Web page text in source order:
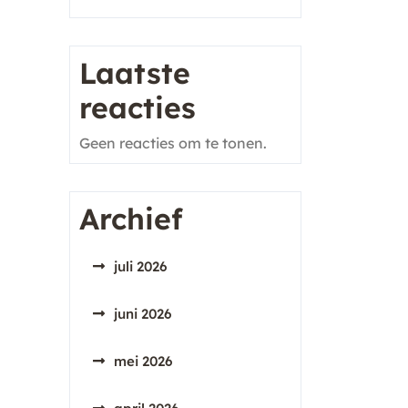
Laatste
reacties
Geen reacties om te tonen.
Archief
juli 2026
juni 2026
mei 2026